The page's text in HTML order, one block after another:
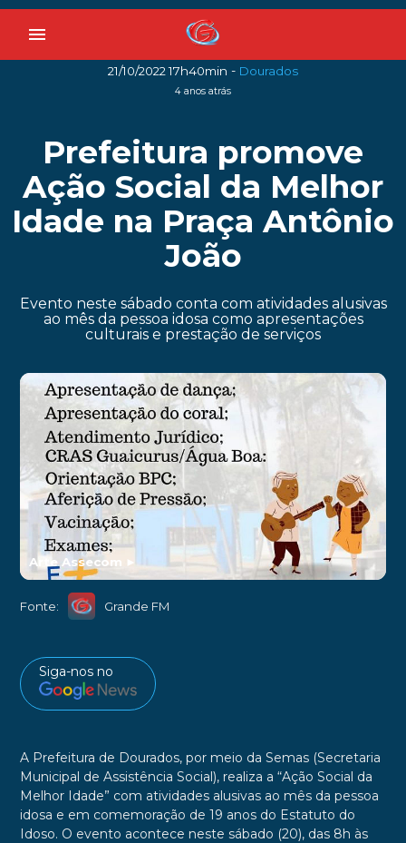
menu
21/10/2022 17h40min - Dourados
4 anos atrás
Prefeitura promove
Ação Social da Melhor
Idade na Praça Antônio
João
Evento neste sábado conta com atividades alusivas
ao mês da pessoa idosa como apresentações
culturais e prestação de serviços
Arte Assecom ►
Fonte: Grande FM
Siga-nos no
A Prefeitura de Dourados, por meio da Semas (Secretaria
Municipal de Assistência Social), realiza a “Ação Social da
Melhor Idade” com atividades alusivas ao mês da pessoa
idosa e em comemoração de 19 anos do Estatuto do
Idoso. O evento acontece neste sábado (20), das 8h às